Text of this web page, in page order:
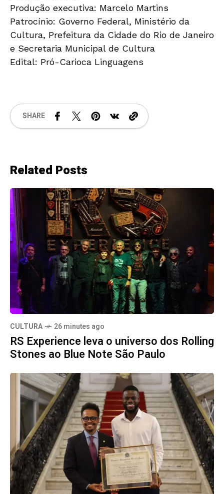
Produção executiva: Marcelo Martins
Patrocínio: Governo Federal, Ministério da
Cultura, Prefeitura da Cidade do Rio de Janeiro
e Secretaria Municipal de Cultura
Edital: Pró-Carioca Linguagens
SHARE
Related Posts
CULTURA 26 minutes ago
RS Experience leva o universo dos Rolling
Stones ao Blue Note São Paulo